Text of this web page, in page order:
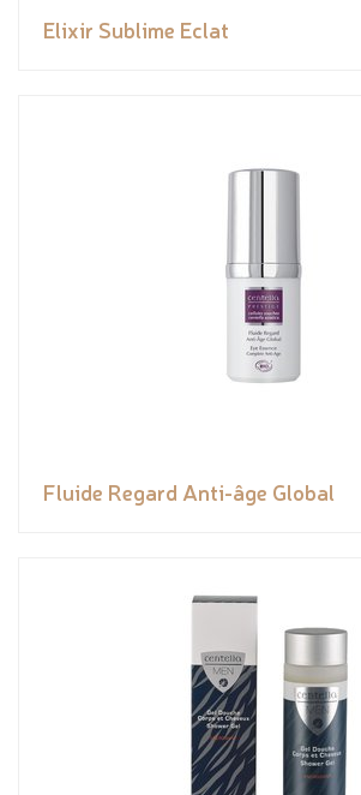
Elixir Sublime Eclat
Fluide Regard Anti-âge Global